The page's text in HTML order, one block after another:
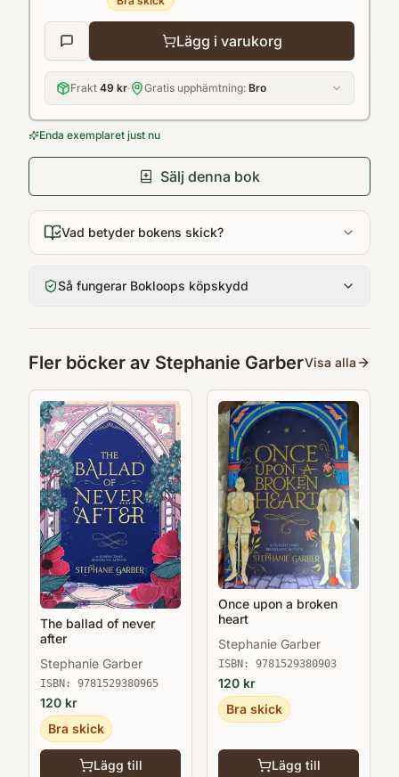
Lägg i varukorg
Frakt 49 kr· Gratis upphämtning: Bro
Enda exemplaret just nu
Sälj denna bok
Vad betyder bokens skick?
Så fungerar Bokloops köpskydd
Fler böcker av Stephanie GarberVisa alla
The ballad of never
after
Stephanie Garber
ISBN: 9781529380965
120 kr
Bra skick
Lägg till
Once upon a broken
heart
Stephanie Garber
ISBN: 9781529380903
120 kr
Bra skick
Lägg till